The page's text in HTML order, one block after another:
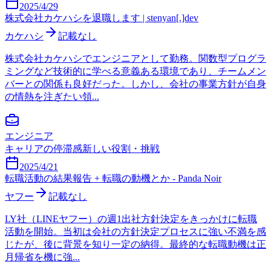
2025/4/29
株式会社カケハシを退職します | stenyan[.]dev
カケハシ
記載なし
株式会社カケハシでエンジニアとして勤務。関数型プログラ
ミングなど技術的に学べる意義ある環境であり、チームメン
バーとの関係も良好だった。しかし、会社の事業方針が自身
の情熱を注ぎたい領...
エンジニア
キャリアの停滞感新しい役割・挑戦
2025/4/21
転職活動の結果報告 + 転職の動機とか - Panda Noir
ヤフー
記載なし
LY社（LINEヤフー）の週1出社方針決定をきっかけに転職
活動を開始。当初は会社の方針決定プロセスに強い不満を感
じたが、後に背景を知り一定の納得。最終的な転職動機は正
月帰省を機に強...